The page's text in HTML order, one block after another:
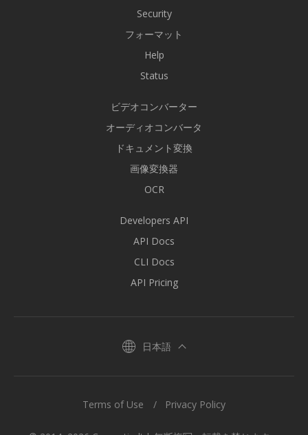
Security
フォーマット
Help
Status
ビデオコンバーター
オーディオコンバータ
ドキュメント変換
画像変換器
OCR
Developers API
API Docs
CLI Docs
API Pricing
日本語
Terms of Use Privacy Policy